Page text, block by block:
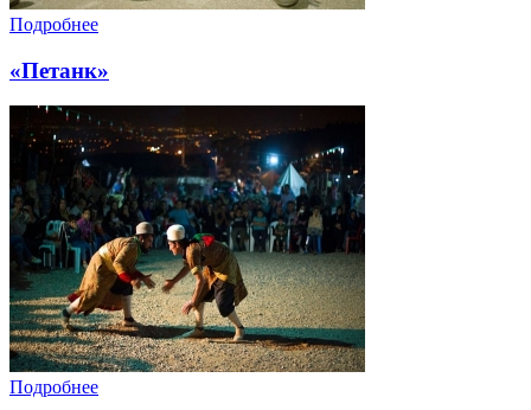
Подробнее
«Петанк»
Подробнее